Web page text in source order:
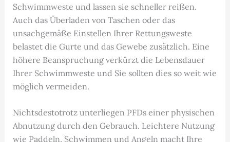
Schwimmweste und lassen sie schneller reißen.
Auch das Überladen von Taschen oder das
unsachgemäße Einstellen Ihrer Rettungsweste
belastet die Gurte und das Gewebe zusätzlich. Eine
höhere Beanspruchung verkürzt die Lebensdauer
Ihrer Schwimmweste und Sie sollten dies so weit wie
möglich vermeiden.
Nichtsdestotrotz unterliegen PFDs einer physischen
Abnutzung durch den Gebrauch. Leichtere Nutzung
wie Paddeln, Schwimmen und Angeln macht Ihre